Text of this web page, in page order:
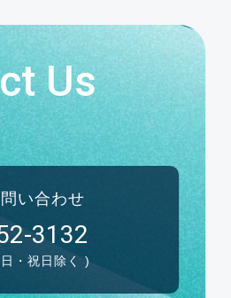
Us
い合わせ
3132
・祝日除く )